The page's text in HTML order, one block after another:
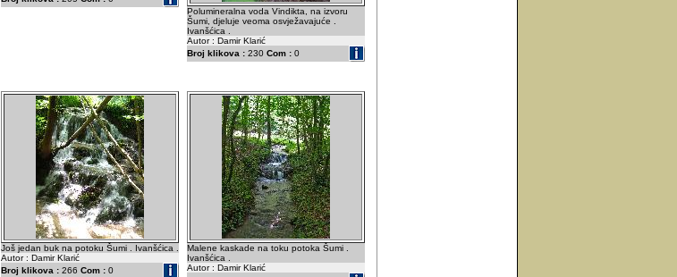
Polumineralna voda Vindikta, na izvoru
Šumi, djeluje veoma osvježavajuće .
Ivanšćica .
Autor : Damir Klarić
Broj klikova : 230 Com : 0
Još jedan buk na potoku Šumi . Ivanšćica .
Autor : Damir Klarić
Broj klikova : 266 Com : 0
Malene kaskade na toku potoka Šumi .
Ivanšćica .
Autor : Damir Klarić